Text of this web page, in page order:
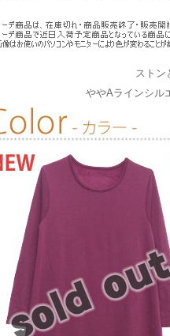
ストン
ややAラインシル